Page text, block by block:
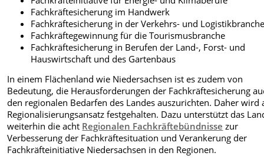
Fachkräftesicherung im Handwerk
Fachkräftesicherung in der Verkehrs- und
Fachkräftegewinnung für die Tourismusbranche
Fachkräftesicherung in Berufen der Land-, Forst- und
Hauswirtschaft und des Gartenbaus
In einem Flächenland wie Niedersachsen ist es zudem von
Bedeutung, die Herausforderungen der Fachkräftesicherung
den regionalen Bedarfen des Landes auszurichten. Daher wird
Regionalisierungsansatz festgehalten. Dazu unterstützt das
weiterhin die acht Regionalen Fachkräftebündnisse zur
Verbesserung der Fachkräftesituation und Verankerung der
Fachkräfteinitiative Niedersachsen in den Regionen.